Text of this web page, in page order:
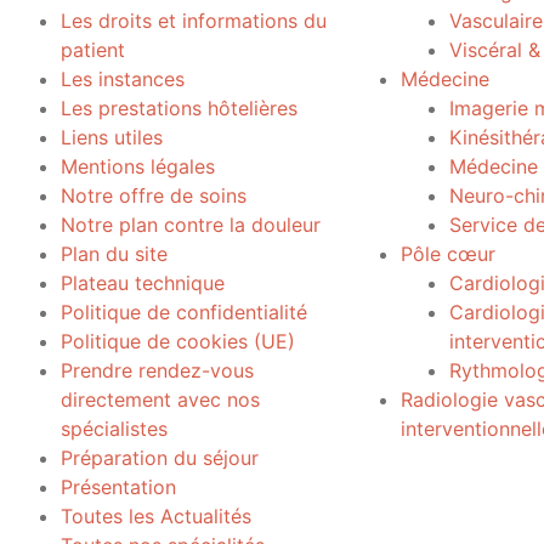
Les droits et informations du
patient
Les instances
Les prestations hôtelières
Liens utiles
Mentions légales
Notre offre de soins
Notre plan contre la douleur
Plan du site
Plateau technique
Politique de confidentialité
Politique de cookies (UE)
Prendre rendez-vous
directement avec nos
spécialistes
Préparation du séjour
Présentation
Toutes les Actualités
Vasculaire
Viscéral
Médecine
Imagerie
Médecine
Neuro-
Service
Pôle cœur
Radiologie